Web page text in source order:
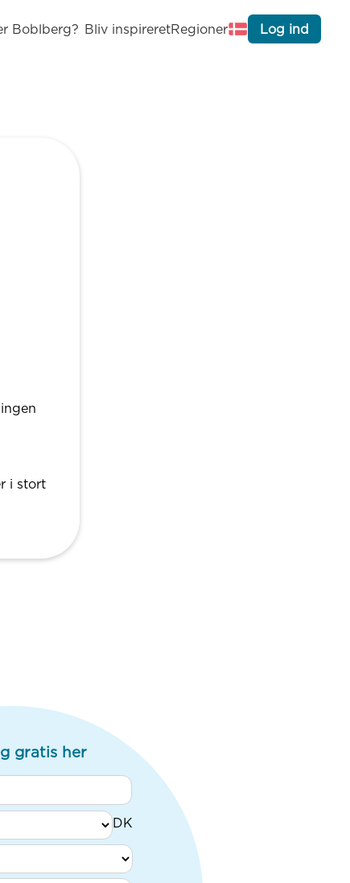
Boblberg? Bliv inspireretRegioner Log ind
i stort
gratis her